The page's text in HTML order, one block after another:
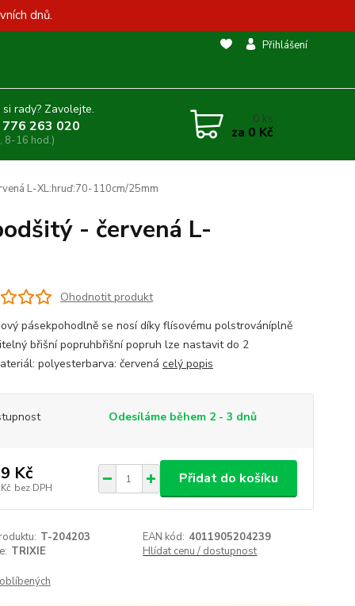
dnů.
Přihlášení
rady? Zavolejte.
263 020
8-16 hod.)
0 ks
za 0 Kč
L-XL:hruď:70-110cm/25mm
- červená L-
Ohodnotit produkt
pásekpohodlně se nosí díky flísovému polstrováníplně
břišní popruhbřišní popruh lze nastavit do 2
polyesterbarva: červená celý popis
Odesíláme během 2 - 3 dnů
Kč
bez DPH
Přidat do košíku
T-204203 EAN kód: 4011905204239
TRIXIE Hlídat cenu / dostupnost